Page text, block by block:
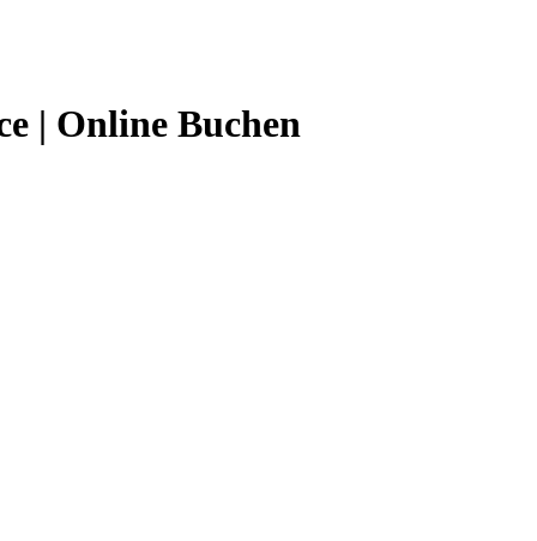
| Online Buchen